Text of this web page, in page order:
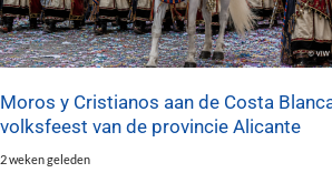
Moros y Cristianos aan de Costa
volksfeest van de provincie Alicante
2 weken geleden